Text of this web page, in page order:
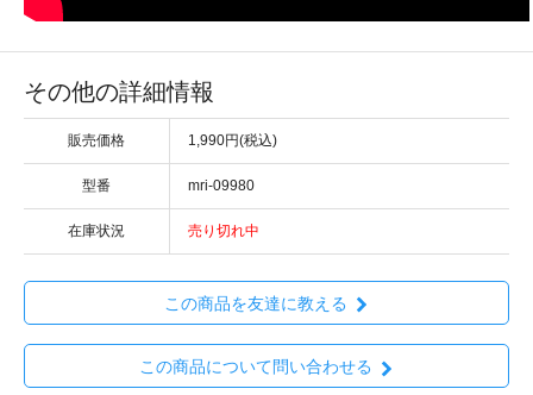
その他の詳細情報
販売価格 1,990円(税込)
型番 mri-09980
在庫状況 売り切れ中
この商品を友達に教える
この商品について問い合わせる